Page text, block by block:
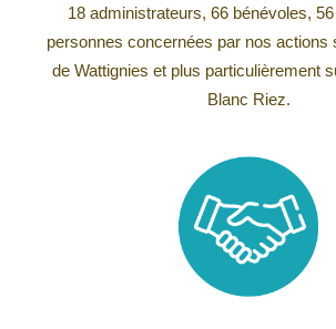
18 administrateurs, 66 bénévoles,
personnes concernées par nos actions
de Wattignies et plus particulièrement
Blanc Riez.